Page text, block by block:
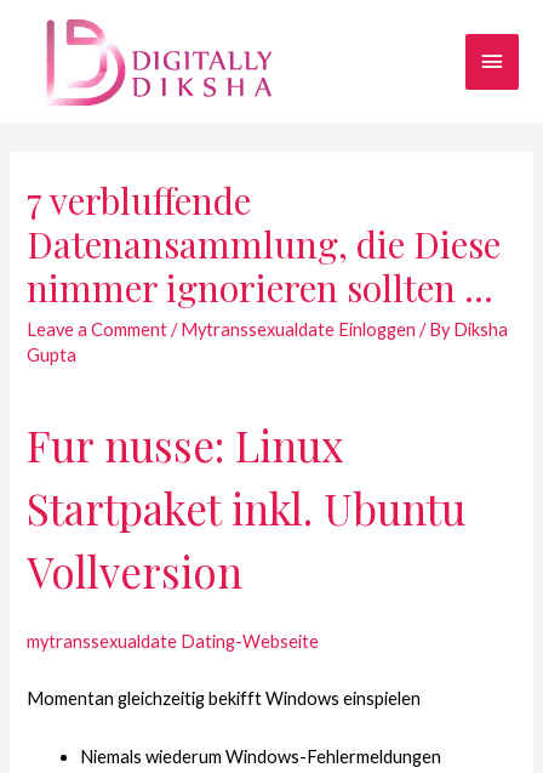
7 verbluffende
Datenansammlung, die Diese
nimmer ignorieren sollten …
Leave a Comment /Mytranssexualdate Einloggen / ByDiksha
Gupta
Fur nusse: Linux
Startpaket inkl. Ubuntu
Vollversion
mytranssexualdate Dating-Webseite
Momentan gleichzeitig bekifft Windows einspielen
Niemals wiederum Windows-Fehlermeldungen